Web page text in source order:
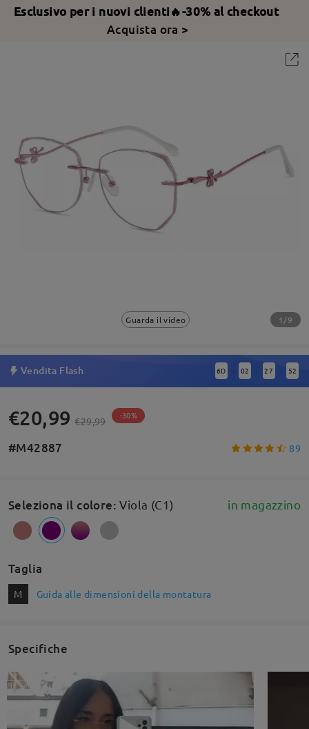
Esclusivo per i nuovi clienti🔥-30% al checkout
Acquista ora >
Guarda il video 1/9
Vendita Flash 6D : 02 : 27 : 52
€20,99 €29,99 -30%
#M42887 89
Seleziona il colore:Viola (C1) in magazzino
Taglia
M Guida alle dimensioni della montatura
Specifiche